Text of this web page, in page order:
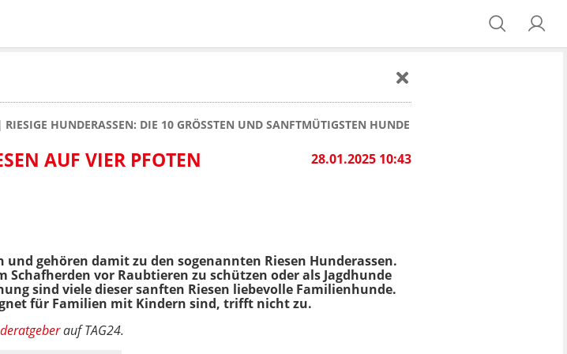
RIESIGE HUNDERASSEN: DIE 10 GRÖSSTEN UND SANFTMÜTIGSTEN HUNDE
28.01.2025 10:43
AUF VIER PFOTEN
gehören damit zu den sogenannten Riesen Hunderassen.
vor Raubtieren zu schützen oder als Jagdhunde
sind viele dieser sanften Riesen liebevolle Familienhunde.
für Familien mit Kindern sind, trifft nicht zu.
auf TAG24.